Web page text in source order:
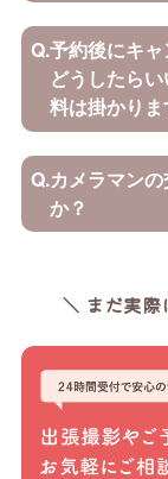
Q.予約後にキ
どうしたら
料は掛かりま
Q.カメラマン
か？
＼ まだ実